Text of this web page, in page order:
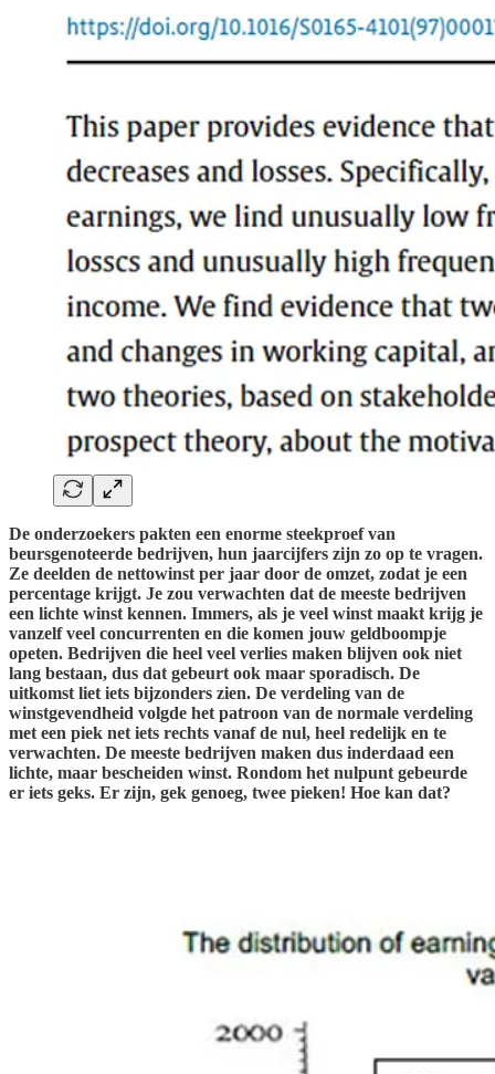
De onderzoekers pakten een enorme steekproef van
beursgenoteerde bedrijven, hun jaarcijfers zijn zo op te vragen.
Ze deelden de nettowinst per jaar door de omzet, zodat je een
percentage krijgt. Je zou verwachten dat de meeste bedrijven
een lichte winst kennen. Immers, als je veel winst maakt krijg je
vanzelf veel concurrenten en die komen jouw geldboompje
opeten. Bedrijven die heel veel verlies maken blijven ook niet
lang bestaan, dus dat gebeurt ook maar sporadisch. De
uitkomst liet iets bijzonders zien. De verdeling van de
winstgevendheid volgde het patroon van de normale verdeling
met een piek net iets rechts vanaf de nul, heel redelijk en te
verwachten. De meeste bedrijven maken dus inderdaad een
lichte, maar bescheiden winst. Rondom het nulpunt gebeurde
er iets geks. Er zijn, gek genoeg, twee pieken! Hoe kan dat?